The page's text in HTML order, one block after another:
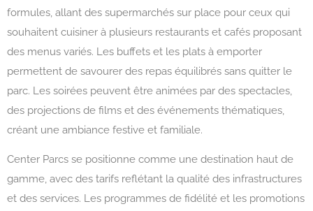
formules, allant des supermarchés sur place pour ceux qui
souhaitent cuisiner à plusieurs restaurants et cafés proposant
des menus variés. Les buffets et les plats à emporter
permettent de savourer des repas équilibrés sans quitter le
parc. Les soirées peuvent être animées par des spectacles,
des projections de films et des événements thématiques,
créant une ambiance festive et familiale.
Center Parcs se positionne comme une destination haut de
gamme, avec des tarifs reflétant la qualité des infrastructures
et des services. Les programmes de fidélité et les promotions